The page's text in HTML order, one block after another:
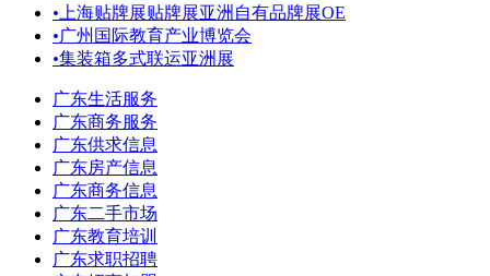
• 上海贴牌展贴牌展亚洲自有品牌展OE
•广州国际教育产业博览会
•集装箱多式联运亚洲展
广东生活服务
广东商务服务
广东供求信息
广东房产信息
广东商务信息
广东二手市场
广东教育培训
广东求职招聘